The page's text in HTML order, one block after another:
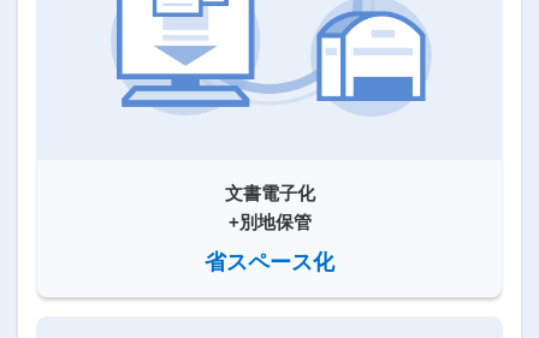
文書電子化
+別地保管
省スペース化